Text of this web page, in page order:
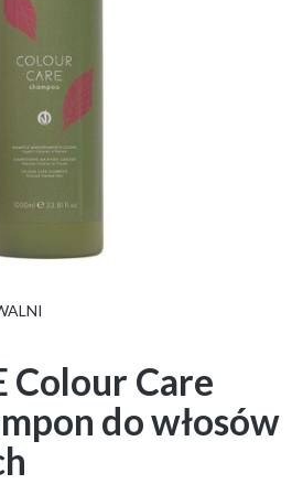
Colour Care
do włosów